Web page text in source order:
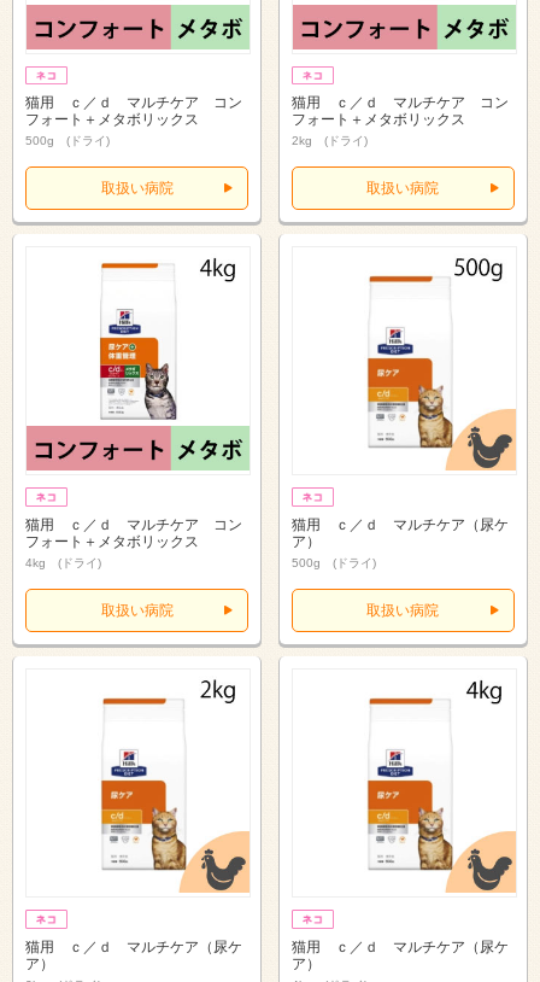
猫用 ｃ／ｄ マルチケア コン
フォート＋メタボリックス
500g (ドライ)
取扱い病院
猫用 ｃ／ｄ マルチケア コン
フォート＋メタボリックス
2kg (ドライ)
取扱い病院
猫用 ｃ／ｄ マルチケア コン
フォート＋メタボリックス
4kg (ドライ)
取扱い病院
猫用 ｃ／ｄ マルチケア（尿ケ
ア）
500g (ドライ)
取扱い病院
猫用 ｃ／ｄ マルチケア（尿ケ
ア）
猫用 ｃ／ｄ マルチケア（尿ケ
ア）